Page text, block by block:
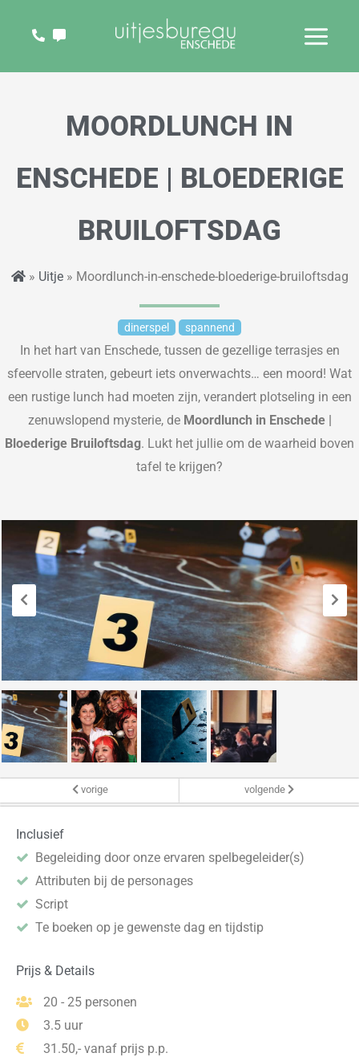
MOORDLUNCH IN
ENSCHEDE | BLOEDERIGE
BRUILOFTSDAG
» Uitje» Moordlunch-in-enschede-bloederige-bruiloftsdag
dinerspel spannend
In het hart van Enschede, tussen de gezellige terrasjes en
sfeervolle straten, gebeurt iets onverwachts… een moord! Wat
een rustige lunch had moeten zijn, verandert plotseling in een
zenuwslopend mysterie, de Moordlunch in Enschede |
Bloederige Bruiloftsdag. Lukt het jullie om de waarheid boven
tafel te krijgen?
vorige volgende
Inclusief
Begeleiding door onze ervaren spelbegeleider(s)
Attributen bij de personages
Script
Te boeken op je gewenste dag en tijdstip
Prijs & Details
20 - 25 personen
3.5 uur
31.50,- vanaf prijs p.p.